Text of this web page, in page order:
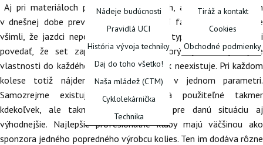
Nádeje budúcnosti
Pravidlá UCI
História vývoja techniky
Daj do toho všetko!
Naša mládež (CTM)
Cyklolekárnička
Technika
Tiráž a kontakt
Cookies
Obchodné podmienky
Aj pri materiáloch použitých na kolesách, a najmä na ráfikoch
v dnešnej dobe prevláda karbón. Pozorní fanúšikovia si určite
všimli, že jazdci nepoužívajú stále jeden typ kolies. Dovolím si
povedať, že set zapletených kolies, ktorý by mal vynikajúce
vlastnosti do každého terénu a podmienok neexistuje. Pri každom
kolese totiž nájdeme ústupok aspoň v jednom parametri.
Samozrejme existujú špičkové kolesá použiteľné takmer
kdekoľvek, ale takmer vždy sa nájdu pre danú situáciu aj
výhodnejšie. Najlepšie profesionálne kluby majú väčšinou ako
sponzora jedného popredného výrobcu kolies. Ten im dodáva rôzne